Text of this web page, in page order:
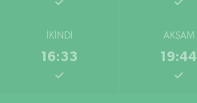
İKINDI
16:33
AKŞAM
19:44